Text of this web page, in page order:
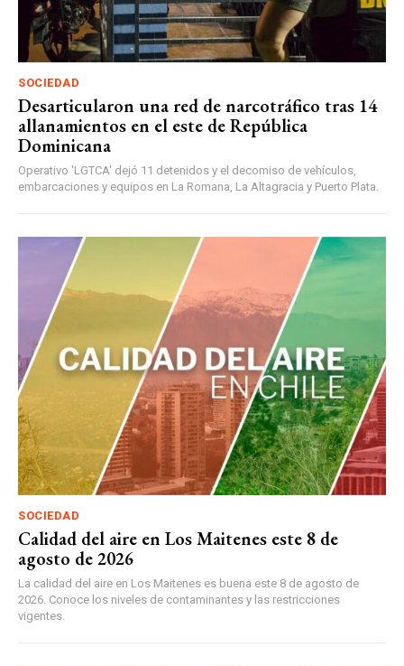
SOCIEDAD
Desarticularon una red de narcotráfico tras 14
allanamientos en el este de República
Dominicana
Operativo 'LGTCA' dejó 11 detenidos y el decomiso de vehículos,
embarcaciones y equipos en La Romana, La Altagracia y Puerto Plata.
SOCIEDAD
Calidad del aire en Los Maitenes este 8 de
agosto de 2026
La calidad del aire en Los Maitenes es buena este 8 de agosto de
2026. Conoce los niveles de contaminantes y las restricciones
vigentes.